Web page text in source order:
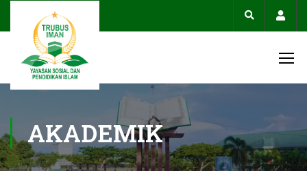
AKADEMIK